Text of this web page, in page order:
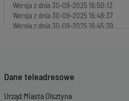
Wersja z dnia 30-09-2025 16:50:13
Wersja z dnia 30-09-2025 16:48:37
Wersja z dnia 30-09-2025 16:45:39
Wersja z dnia30-09-2025 14:11:40
Wersja z dnia30-09-2025 14:03:39
Dane teleadresowe
Urząd Miasta Olsztyna